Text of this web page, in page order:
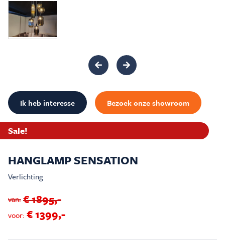
Inspiratie & Advies
Sale!
HANGLAMP SENSATION
Verlichting
voor: € 1399,-
van:€ 1895,-
Ik heb interesse Bezoek onze showroom